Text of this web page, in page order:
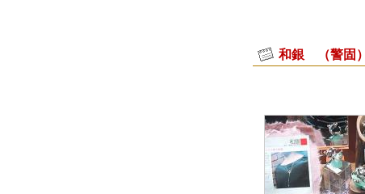
和銀 （警固）